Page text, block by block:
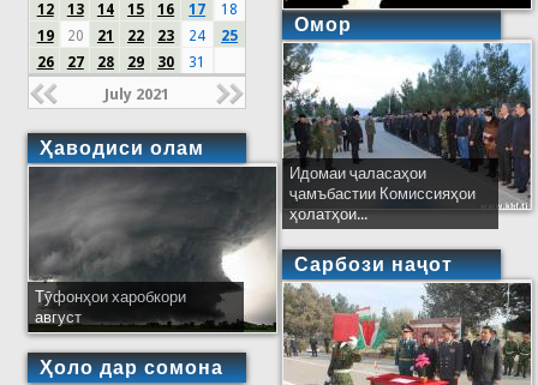
12
13 14 15 16 17
18
19
20 21 22 23 24
25
26
27 28 29 30 31
July 2021
Ҳаводиси олам
Тӯфонҳои харобкори
август
Ҳоло дар сомона
Омор
Идомаи ҷаласаҳои
ҷамъбастии Комиссияҳои
ҳолатҳои...
Сарбози наҷот